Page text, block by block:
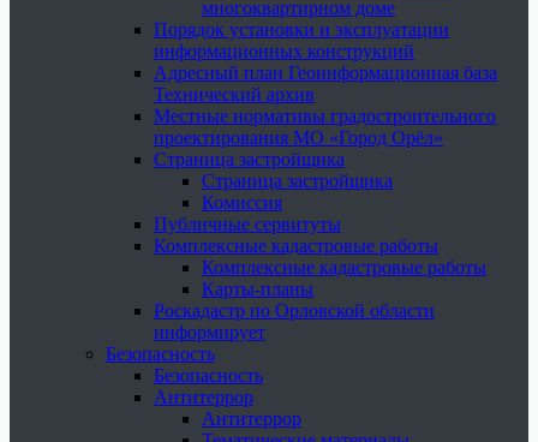
многоквартирном доме
Порядок установки и эксплуатации
информационных конструкций
Адресный план Геоинформационная база
Технический архив
Местные нормативы градостроительного
проектирования МО «Город Орёл»
Страница застройщика
Страница застройщика
Комиссия
Публичные сервитуты
Комплексные кадастровые работы
Комплексные кадастровые работы
Карты-планы
Роскадастр по Орловской области
информирует
Безопасность
Безопасность
Антитеррор
Антитеррор